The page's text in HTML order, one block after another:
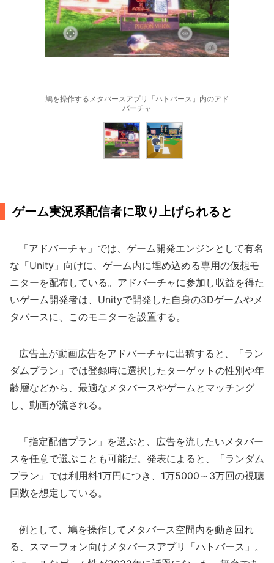
鳩を操作するメタバースアプリ「ハトバース」内のアド
バーチャ
ゲーム実況系配信者に取り上げられると
「アドバーチャ」では、ゲーム開発エンジンとして有名
な「Unity」向けに、ゲーム内に埋め込める専用の仮想モ
ニターを配布している。アドバーチャに参加し収益を得た
いゲーム開発者は、Unityで開発した自身の3Dゲームやメ
タバースに、このモニターを設置する。
広告主が動画広告をアドバーチャに出稿すると、「ラン
ダムプラン」では登録時に選択したターゲットの性別や年
齢層などから、最適なメタバースやゲームとマッチング
し、動画が流される。
「指定配信プラン」を選ぶと、広告を流したいメタバー
スを任意で選ぶことも可能だ。発表によると、「ランダム
プラン」では利用料1万円につき、1万5000～3万回の視聴
回数を想定している。
例として、鳩を操作してメタバース空間内を動き回れ
る、スマーフォン向けメタバースアプリ「ハトバース」。